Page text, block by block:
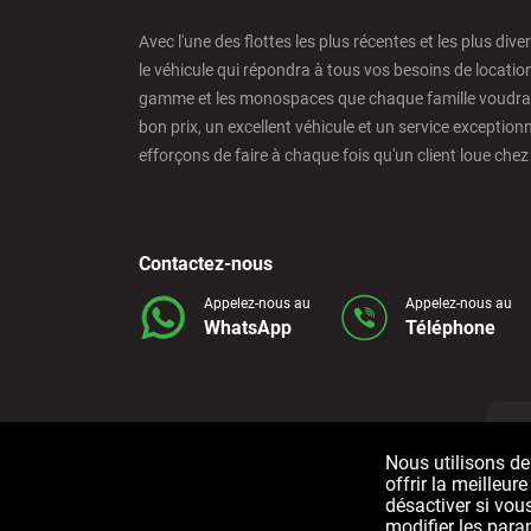
Benidorm - Downtown
Bilbao - Barakaldo
Bilbao - Intermodal Station
Avec l'une des flottes les plus récentes et les plus
le véhicule qui répondra à tous vos besoins de
gamme et les monospaces que chaque famille
bon prix, un excellent véhicule et un service
efforçons de faire à chaque fois qu'un client loue chez
Contactez-nous
Appelez-nous au
WhatsApp
Appelez-nous au
Téléphone
Tous droits réservés © 2006-2025 Alquicoche Rent a Car
Nous utilisons
offrir la meilleure
désactiver si